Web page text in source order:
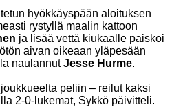
hyökkäyspään aloituksen
rystyllä maalin kattoon
ja lisää vettä kiukaalle paiskoi
aivan oikeaan yläpesään
naulannutJesse Hurme.
peliin – reilut kaksi
2-0-lukemat, Sykkö päivitteli.